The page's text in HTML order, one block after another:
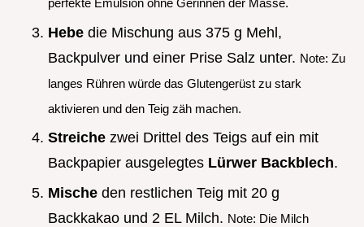
perfekte Emulsion ohne Gerinnen der Masse.
Hebe die Mischung aus 375 g Mehl,
Backpulver und einer Prise Salz unter. Note: Zu
langes Rühren würde das Glutengerüst zu stark
aktivieren und den Teig zäh machen.
Streiche zwei Drittel des Teigs auf ein mit
Backpapier ausgelegtes Lürwer Backblech.
Mische den restlichen Teig mit 20 g
Backkakao und 2 EL Milch. Note: Die Milch